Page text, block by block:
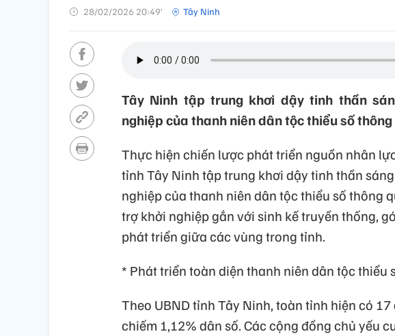
28/02/2026 20:49’ Tây Ninh
Tây Ninh tập trung khơi dậy tinh thần
nghiệp của thanh niên dân tộc thiểu số
Thực hiện chiến lược phát triển nguồn nhân
tỉnh Tây Ninh tập trung khơi dậy tinh thần
nghiệp của thanh niên dân tộc thiểu số thông
trợ khởi nghiệp gắn với sinh kế truyền thống,
phát triển giữa các vùng trong tỉnh.
* Phát triển toàn diện thanh niên dân tộc thiểu
Theo UBND tỉnh Tây Ninh, toàn tỉnh hiện có
chiếm 1,12% dân số. Các cộng đồng chủ yếu